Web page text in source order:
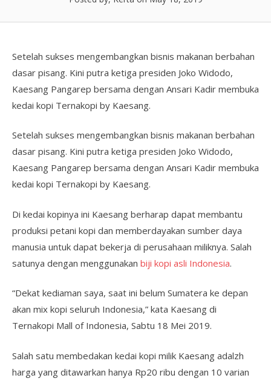
Setelah sukses mengembangkan bisnis makanan berbahan
dasar pisang. Kini putra ketiga presiden Joko Widodo,
Kaesang Pangarep bersama dengan Ansari Kadir membuka
kedai kopi Ternakopi by Kaesang.
Setelah sukses mengembangkan bisnis makanan berbahan
dasar pisang. Kini putra ketiga presiden Joko Widodo,
Kaesang Pangarep bersama dengan Ansari Kadir membuka
kedai kopi Ternakopi by Kaesang.
Di kedai kopinya ini Kaesang berharap dapat membantu
produksi petani kopi dan memberdayakan sumber daya
manusia untuk dapat bekerja di perusahaan miliknya. Salah
satunya dengan menggunakan biji kopi asli Indonesia.
“Dekat kediaman saya, saat ini belum Sumatera ke depan
akan mix kopi seluruh Indonesia,” kata Kaesang di
Ternakopi Mall of Indonesia, Sabtu 18 Mei 2019.
Salah satu membedakan kedai kopi milik Kaesang adalzh
harga yang ditawarkan hanya Rp20 ribu dengan 10 varian